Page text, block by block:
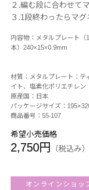
２.編む段に合わせて
３.1段終わったらマ
内容物：メタルプレート（
本）240×15×0.9mm
材質：メタルプレート：テ
イト、塩素化ポリエチレン
原産国：日本
パッケージサイズ：
商品番号：55-107
希望小売価格
2,750円 （税込み）
オンラインショッ